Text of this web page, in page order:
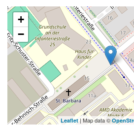
+
−
Leaflet| Map data ©